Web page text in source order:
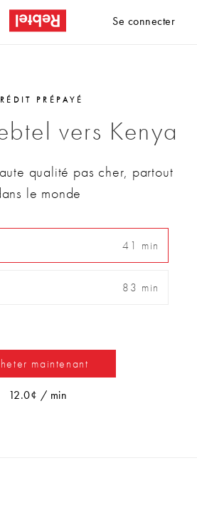
Se connecter
PRÉPAYÉ
vers Kenya
qualité pas cher, partout
le monde
41 min
83 min
maintenant
12.0¢ / min